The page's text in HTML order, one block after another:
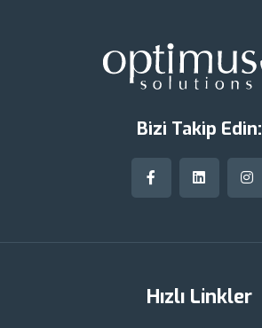
Bizi Takip Edin:
Hızlı Linkler